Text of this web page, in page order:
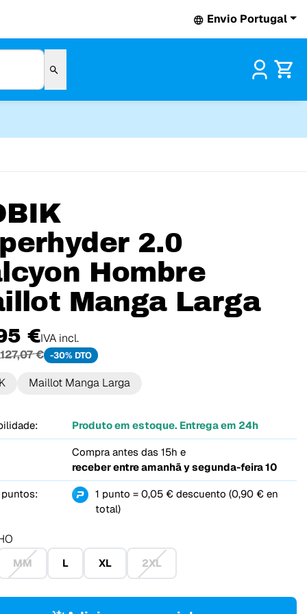
Envio Portugal
2.0
Hombre
Manga Larga
€IVA incl.
127,07 € -30% DTO
Maillot Manga Larga
Produto em estoque. Entrega em 24h
Compra antes das 15h e
receber entreamanhã y segunda-feira 10
puntos:
1 punto = 0,05 € descuento (0,90 € en
total)
MM L XL 2XL